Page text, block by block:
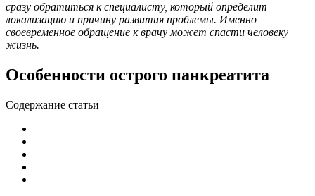
сразу обратиться к специалисту, который определит
локализацию и причину развития проблемы. Именно
своевременное обращение к врачу может спасти человеку
жизнь.
Особенности острого панкреатита
Содержание статьи